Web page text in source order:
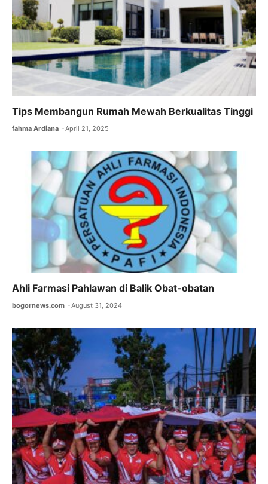
Tips Membangun Rumah Mewah Berkualitas Tinggi
fahma Ardiana April 21, 2025
Ahli Farmasi Pahlawan di Balik Obat-obatan
bogornews.com August 31, 2024